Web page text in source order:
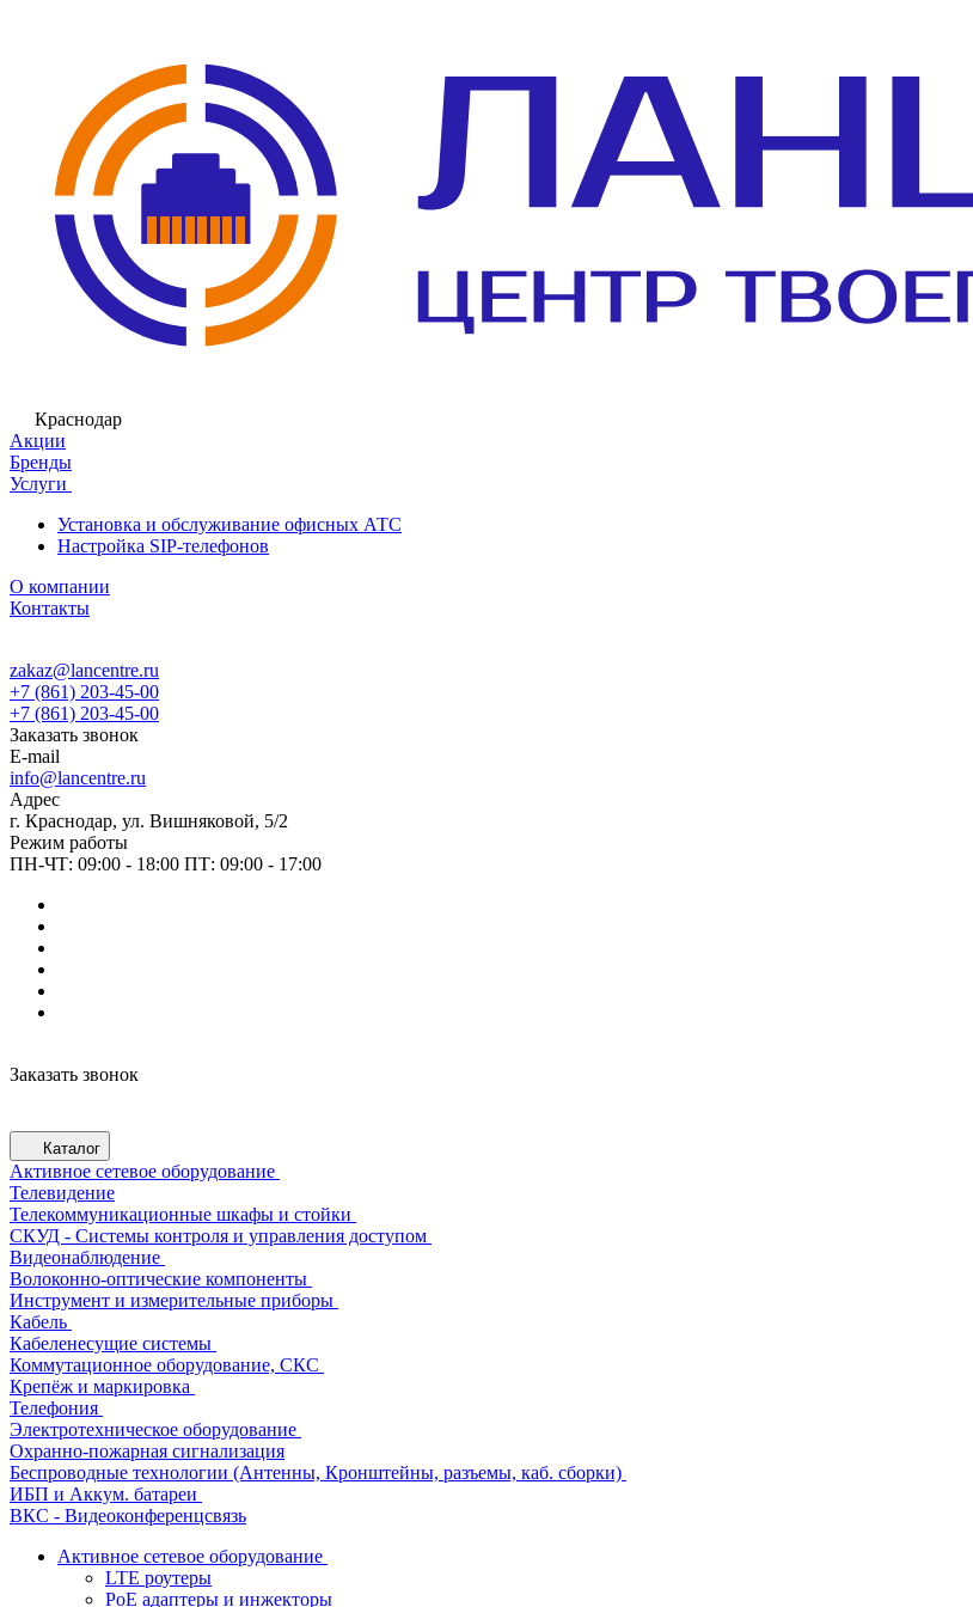
Краснодар
Акции
Бренды
Услуги
Установка и обслуживание офисных АТС
Настройка SIP-телефонов
О компании
Контакты
zakaz@lancentre.ru
+7 (861) 203-45-00
+7 (861) 203-45-00
Заказать звонок
E-mail
info@lancentre.ru
Адрес
г. Краснодар, ул. Вишняковой, 5/2
Режим работы
ПН-ЧТ: 09:00 - 18:00 ПТ: 09:00 - 17:00
Заказать звонок
Каталог
Активное сетевое оборудование
Телевидение
Телекоммуникационные шкафы и стойки
СКУД - Системы контроля и управления доступом
Видеонаблюдение
Волоконно-оптические компоненты
Инструмент и измерительные приборы
Кабель
Кабеленесущие системы
Коммутационное оборудование, СКС
Крепёж и маркировка
Телефония
Электротехническое оборудование
Охранно-пожарная сигнализация
Беспроводные технологии (Антенны, Кронштейны, разъемы, каб. сборки)
ИБП и Аккум. батареи
ВКС - Видеоконференцсвязь
Активное сетевое оборудование
LTE роутеры
PoE адаптеры и инжекторы